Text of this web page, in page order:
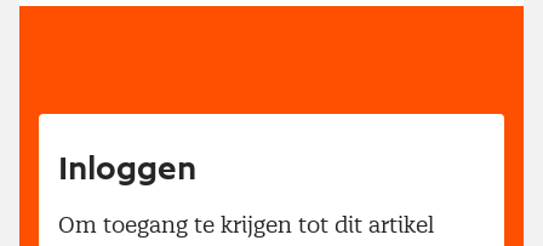
Inloggen
Om toegang te krijgen tot dit artikel